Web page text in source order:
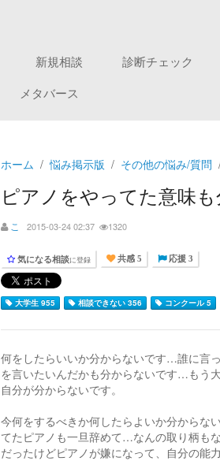
新規相談 診断チェック
メタバース
ホーム 悩み掲示版 その他の悩み/質問
ピアノをやってた意味
こ 2015-03-24 02:37 1320
気になる相談に登録 共感 5 応援 3
大学生 955 相談できない 356 コンクール 5
何をしたらいいか分からないです…誰に言
を言いたいんだかも分からないです…もう
自分が分からないです。
今何をするべきか何したらよいか分からな
てたピアノも一旦辞めて…なんの取り柄も
だったけどピアノが嫌になって、自分の能